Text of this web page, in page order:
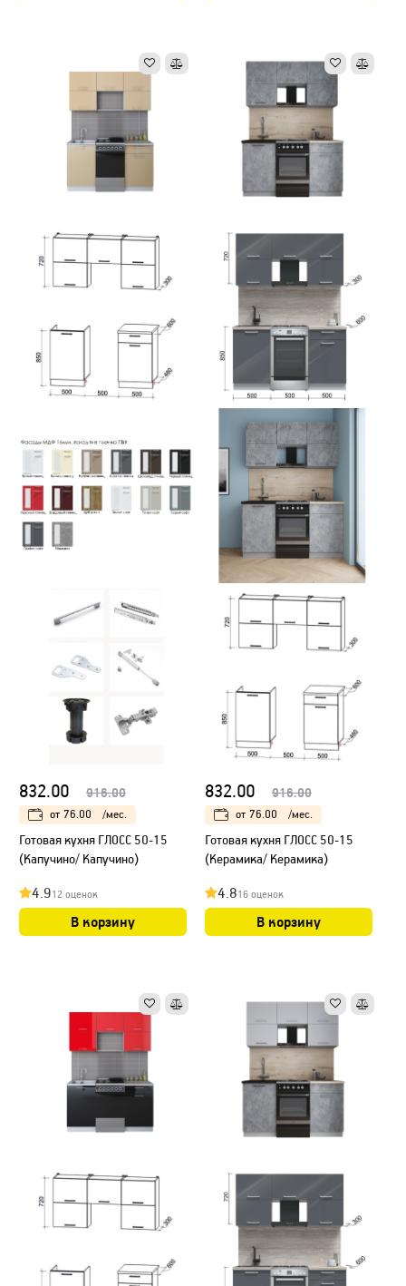
832.00 916.00
от 76.00 /мес.
Готовая кухня ГЛОСС 50-15
(Капучино/ Капучино)
4.912 оценок
В корзину
832.00 916.00
от 76.00 /мес.
Готовая кухня ГЛОСС 50-15
(Керамика/ Керамика)
4.816 оценок
В корзину